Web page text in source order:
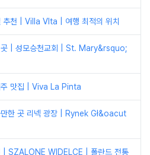
추천 | Villa VIta | 여행 최적의 위치
곳 | 성모승천교회 | St. Mary&rsquo;
주 맛집 | Viva La Pinta
만한 곳 리넥 광장 | Rynek Gł&oacut
| SZALONE WIDELCE | 폴란드 전통